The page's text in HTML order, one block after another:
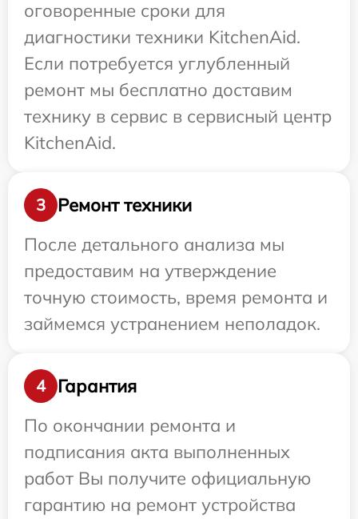
оговоренные сроки для
диагностики техники KitchenAid.
Если потребуется углубленный
ремонт мы бесплатно доставим
технику в сервис в сервисный центр
KitchenAid.
3
Ремонт техники
После детального анализа мы
предоставим на утверждение
точную стоимость, время ремонта и
займемся устранением неполадок.
4
Гарантия
По окончании ремонта и
подписания акта выполненных
работ Вы получите официальную
гарантию на ремонт устройства